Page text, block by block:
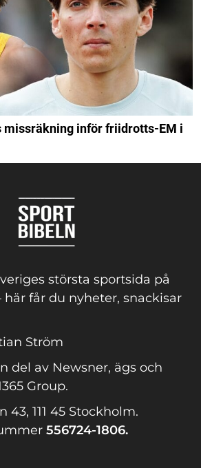
missräkning inför friidrotts-EM i
största sportsida på
här får du nyheter, snackisar
Ström
del av Newsner, ägs och
Group.
43, 111 45 Stockholm.
556724-1806.